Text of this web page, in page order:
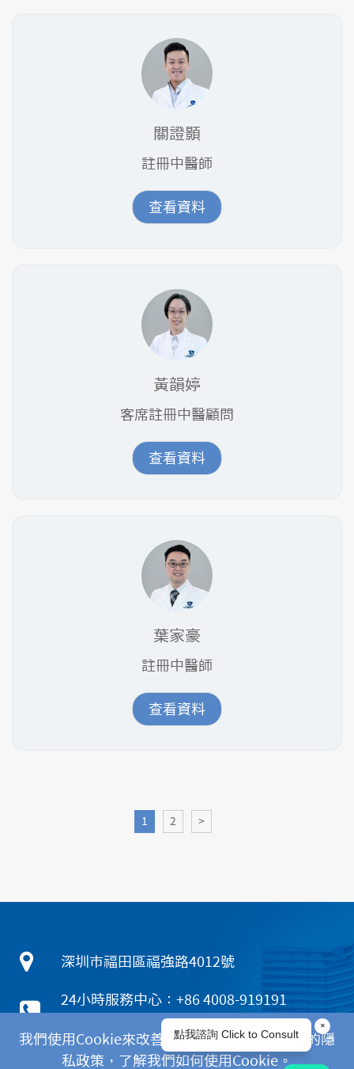
我們使用Cookie來改善您的體驗。請閱讀我們的隱
私政策，了解我們如何使用Cookie。
關證顥
註冊中醫師
查看資料
黃韻婷
客席註冊中醫顧問
查看資料
葉家豪
註冊中醫師
查看資料
1 2 >
深圳市福田區福強路4012號
24小時服務中心：+86 4008-919191
香港客服熱線：+852 5801 1515
WhatsApp：+852 6672 3463